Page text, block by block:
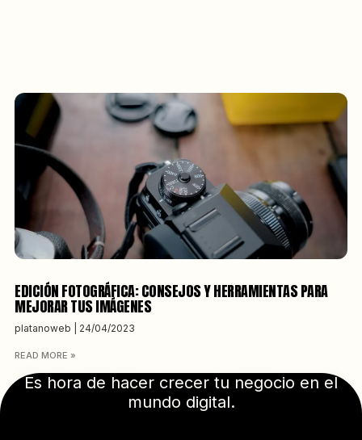
EDICIÓN FOTOGRÁFICA: CONSEJOS Y HERRAMIENTAS PARA
MEJORAR TUS IMÁGENES
platanoweb 24/04/2023
READ MORE »
Es hora de hacer crecer tu negocio en el
mundo digital.